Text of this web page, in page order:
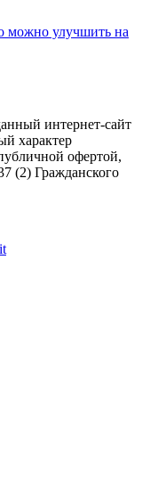
можно улучшить на
интернет-сайт
характер
офертой,
(2) Гражданского